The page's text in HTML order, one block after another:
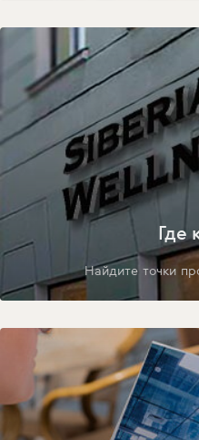
Где
Найдите точки